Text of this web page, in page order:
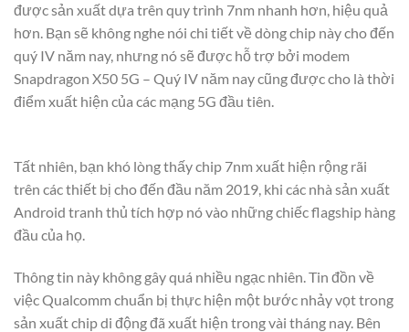
được sản xuất dựa trên quy trình 7nm nhanh hơn, hiệu quả
hơn. Bạn sẽ không nghe nói chi tiết về dòng chip này cho đến
quý IV năm nay, nhưng nó sẽ được hỗ trợ bởi modem
Snapdragon X50 5G – Quý IV năm nay cũng được cho là thời
điểm xuất hiện của các mạng 5G đầu tiên.
Tất nhiên, bạn khó lòng thấy chip 7nm xuất hiện rộng rãi
trên các thiết bị cho đến đầu năm 2019, khi các nhà sản xuất
Android tranh thủ tích hợp nó vào những chiếc flagship hàng
đầu của họ.
Thông tin này không gây quá nhiều ngạc nhiên. Tin đồn về
việc Qualcomm chuẩn bị thực hiện một bước nhảy vọt trong
sản xuất chip di động đã xuất hiện trong vài tháng nay. Bên